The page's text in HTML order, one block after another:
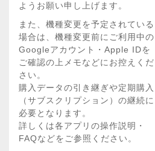
ようお願い申し上げます。
また、機種変更を予定されている
場合は、機種変更前にご利用中の
Googleアカウント・Apple IDを
ご確認の上メモなどにお控えくだ
さい。
購入データの引き継ぎや定期購入
（サブスクリプション）の継続に
必要となります。
詳しくは各アプリの操作説明・
FAQなどをご参照ください。